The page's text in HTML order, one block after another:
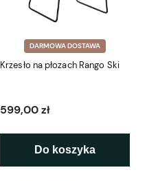
DARMOWA DOSTAWA
Krzesło na płozach Rango Ski
599,00 zł
Do koszyka